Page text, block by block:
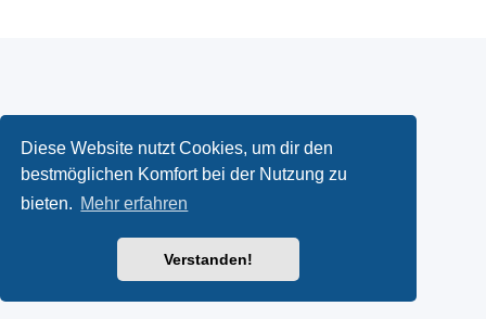
Diese Website nutzt Cookies, um dir den
bestmöglichen Komfort bei der Nutzung zu
bieten. Mehr erfahren
Verstanden!